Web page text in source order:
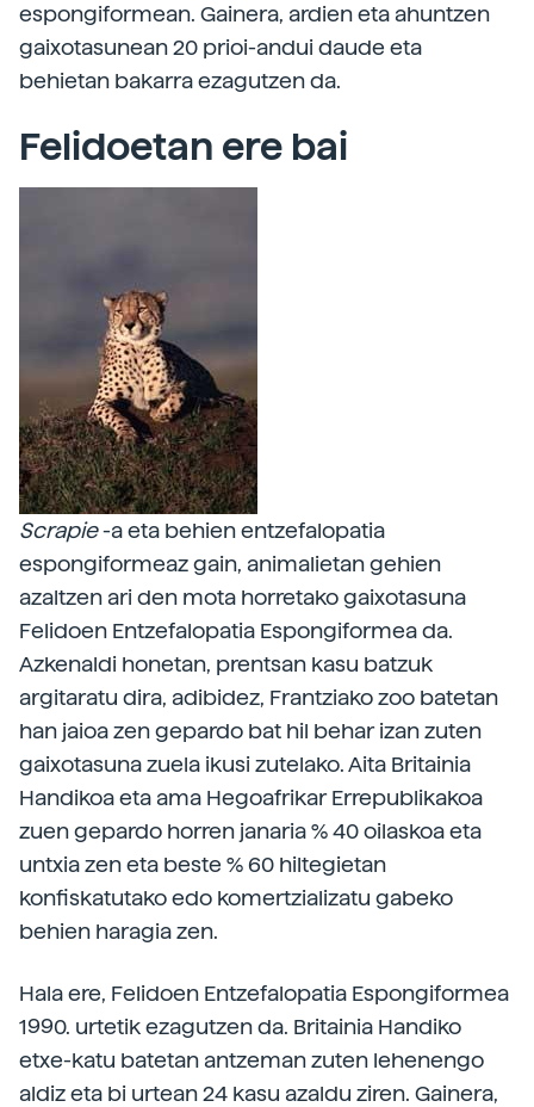
espongiformean. Gainera, ardien eta ahuntzen
gaixotasunean 20 prioi-andui daude eta
behietan bakarra ezagutzen da.
Felidoetan ere bai
Scrapie-a eta behien entzefalopatia
espongiformeaz gain, animalietan gehien
azaltzen ari den mota horretako gaixotasuna
Felidoen Entzefalopatia Espongiformea da.
Azkenaldi honetan, prentsan kasu batzuk
argitaratu dira, adibidez, Frantziako zoo batetan
han jaioa zen gepardo bat hil behar izan zuten
gaixotasuna zuela ikusi zutelako. Aita Britainia
Handikoa eta ama Hegoafrikar Errepublikakoa
zuen gepardo horren janaria % 40 oilaskoa eta
untxia zen eta beste % 60 hiltegietan
konfiskatutako edo komertzializatu gabeko
behien haragia zen.
Hala ere, Felidoen Entzefalopatia Espongiformea
1990. urtetik ezagutzen da. Britainia Handiko
etxe-katu batetan antzeman zuten lehenengo
aldiz eta bi urtean 24 kasu azaldu ziren. Gainera,